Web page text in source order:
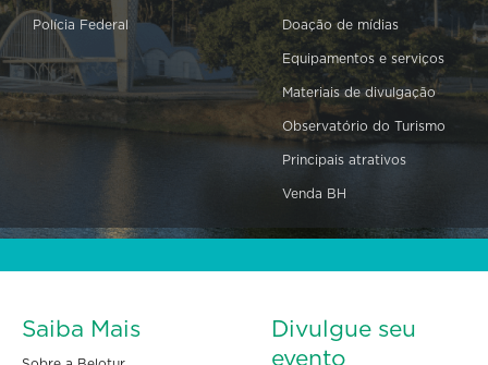
Polícia Federal Doação de mídias
Equipamentos e serviços
Materiais de divulgação
Observatório do Turismo
Principais atrativos
Venda BH
Saiba Mais
Divulgue seu
evento